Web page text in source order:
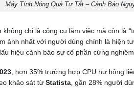
Máy Tính Nóng Quá Tự Tắt – Cảnh Báo
chỉ là công cụ làm việc mà còn là
ảnh nhất với người dùng chính là hiện
hiệu cảnh báo sự cố phần cứng
, hơn 35% trường hợp CPU hư hỏng
khảo sát từ Statista , gần 28% người